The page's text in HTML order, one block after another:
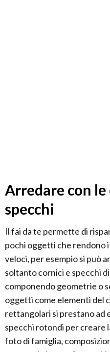
Arredare con
specchi
Il fai da te permette di
pochi oggetti che rendono
veloci, per esempio si può
soltanto cornici e specchi
componendo geometrie o
oggetti come elementi del
rettangolari si prestano ad
specchi rotondi per creare
foto di famiglia,